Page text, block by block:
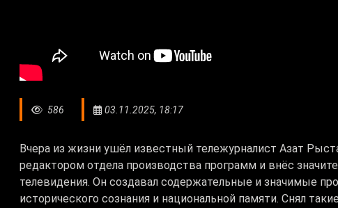
586 03.11.2025, 18:17
Вчера из жизни ушёл известный тележурналист Азат
редактором отдела производства программ и внёс
телевидения. Он создавал содержательные и значимые
исторического сознания и национальной памяти. Снял